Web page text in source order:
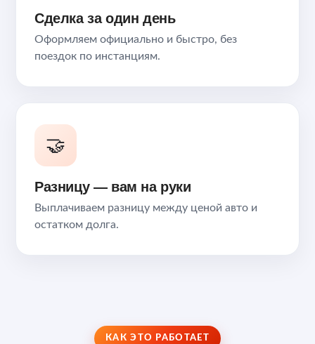
Сделка за один день
Оформляем официально и быстро, без
поездок по инстанциям.
🤝
Разницу — вам на руки
Выплачиваем разницу между ценой авто и
остатком долга.
КАК ЭТО РАБОТАЕТ